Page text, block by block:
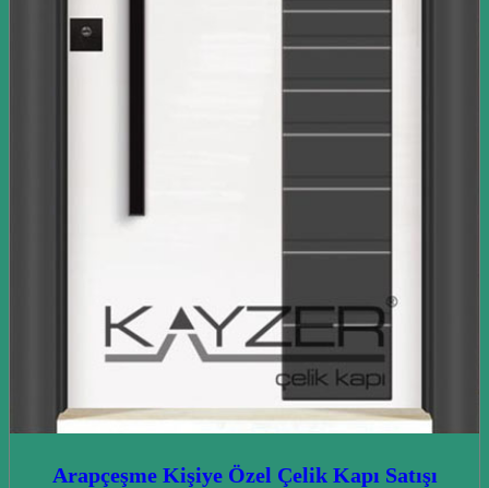
Arapçeşme Kişiye Özel Çelik Kapı Satışı